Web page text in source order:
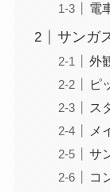
電
サンガ
外
ピ
ス
メ
サ
コ